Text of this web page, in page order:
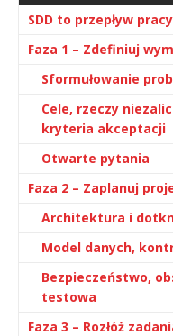
SDD to przepływ
Faza 1 – Zdefiniuj
Sformułowanie
Cele, rzeczy
kryteria akceptacji
Otwarte pytania
Faza 2 – Zaplanuj
Architektura i
Model danych,
Bezpieczeństwo,
testowa
Faza 3 – Rozłóż